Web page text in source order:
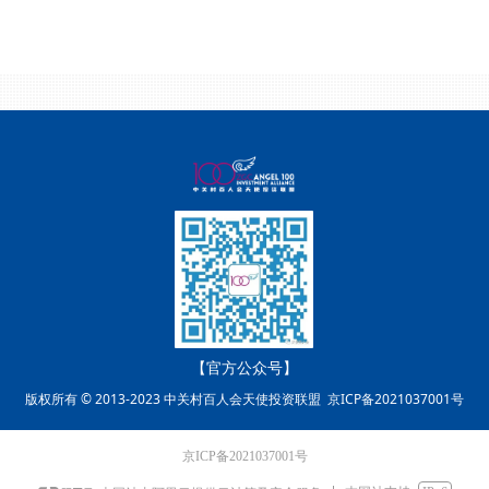
【官方公众号】
版权所有 © 2013-2023 中关村百人会天使投资联盟 京ICP备2021037001号
京ICP备2021037001号